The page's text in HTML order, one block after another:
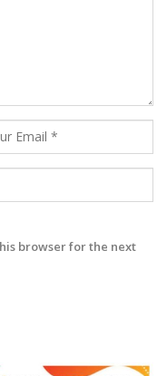
browser for the next